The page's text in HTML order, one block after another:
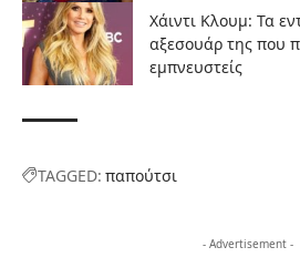
Χάιντι Κλουμ: Τα
αξεσουάρ της που
εμπνευστείς
TAGGED: παπούτσι
- Advertisement -